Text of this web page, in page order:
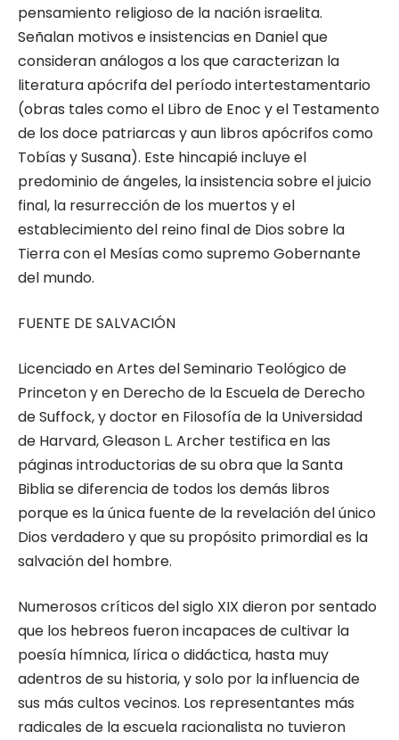
pensamiento religioso de la nación israelita.
Señalan motivos e insistencias en Daniel que
consideran análogos a los que caracterizan la
literatura apócrifa del período intertestamentario
(obras tales como el Libro de Enoc y el Testamento
de los doce patriarcas y aun libros apócrifos como
Tobías y Susana). Este hincapié incluye el
predominio de ángeles, la insistencia sobre el juicio
final, la resurrección de los muertos y el
establecimiento del reino final de Dios sobre la
Tierra con el Mesías como supremo Gobernante
del mundo.
FUENTE DE SALVACIÓN
Licenciado en Artes del Seminario Teológico de
Princeton y en Derecho de la Escuela de Derecho
de Suffock, y doctor en Filosofía de la Universidad
de Harvard, Gleason L. Archer testifica en las
páginas introductorias de su obra que la Santa
Biblia se diferencia de todos los demás libros
porque es la única fuente de la revelación del único
Dios verdadero y que su propósito primordial es la
salvación del hombre.
Numerosos críticos del siglo XIX dieron por sentado
que los hebreos fueron incapaces de cultivar la
poesía hímnica, lírica o didáctica, hasta muy
adentros de su historia, y solo por la influencia de
sus más cultos vecinos. Los representantes más
radicales de la escuela racionalista no tuvieron